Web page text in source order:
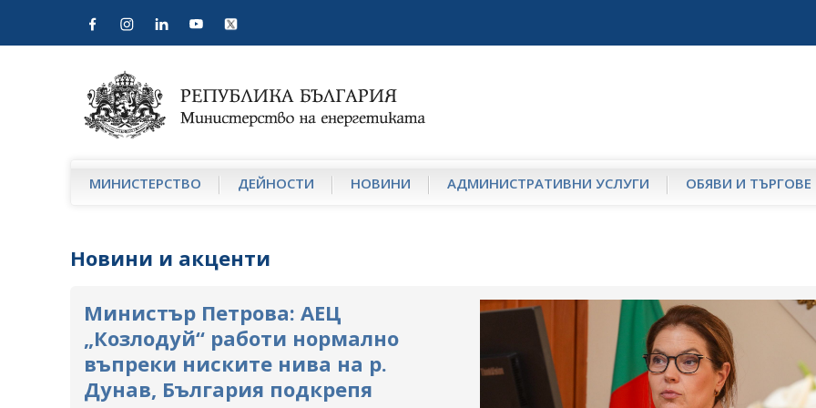
МИНИСТЕРСТВО ДЕЙНОСТИ НОВИНИ АДМИНИСТРАТИВНИ УСЛУГИ ОБЯВИ И ТЪРГОВЕ
Новини и акценти
Министър Петрова: АЕЦ
„Козлодуй“ работи нормално
въпреки ниските нива на р.
Дунав, България подкрепя